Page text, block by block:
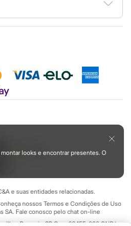
looks e encontrar presentes. O
e suas entidades relacionadas.
nossos Termos e Condições de Uso
SA. Fale conosco pelo chat on-line
- Barueri - SP Cep: 06455-000 CNPJ